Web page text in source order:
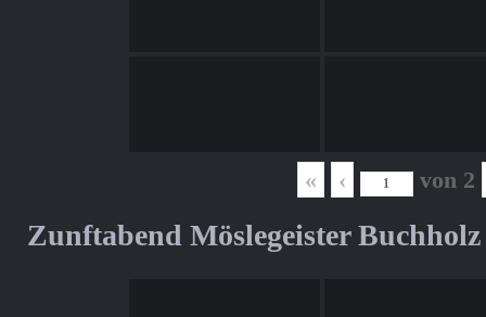
« ‹ von 2
Zunftabend Möslegeister Buchholz